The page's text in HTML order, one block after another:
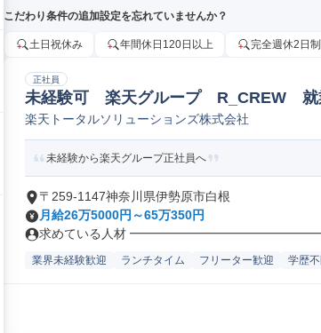
こだわり条件の追加設定を忘れていませんか？
土日祝休み 年間休日120日以上 完全週休2日制
正社員
未経験可 楽天グループ R_CREW 就
楽天トータルソリューションズ株式会社
未経験から楽天グループ正社員へ
〒259-1147神奈川県伊勢原市白根
月給26万5000円～65万350円
求めている人材
業界未経験歓迎 ランチタイム フリーター歓迎 学歴